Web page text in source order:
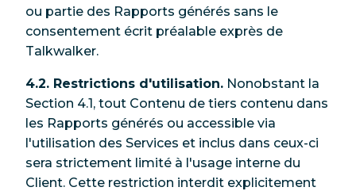
ou partie des Rapports générés sans le
consentement écrit préalable exprès de
Talkwalker.
4.2. Restrictions d'utilisation. Nonobstant la
Section 4.1, tout Contenu de tiers contenu dans
les Rapports générés ou accessible via
l'utilisation des Services et inclus dans ceux-ci
sera strictement limité à l'usage interne du
Client. Cette restriction interdit explicitement